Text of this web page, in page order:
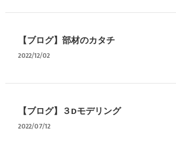
【ブログ】部材のカタチ
2022/12/02
【ブログ】３Dモデリング
2022/07/12